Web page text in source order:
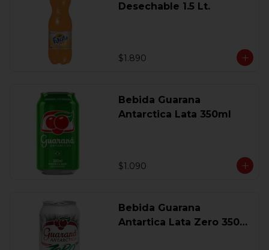
Desechable 1.5 Lt.
$1.890
Bebida Guarana
Antarctica Lata 350ml
$1.090
Bebida Guarana
Antartica Lata Zero 350